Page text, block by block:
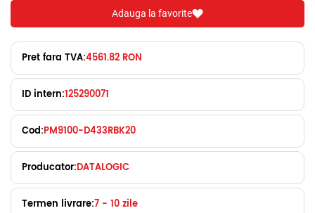
Adauga la favorite
Pret fara TVA:4561.82 RON
ID intern:125290071
Cod:PM9100-D433RBK20
Producator:DATALOGIC
Termen livrare:7 - 10 zile